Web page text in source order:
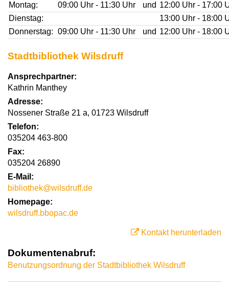
Montag: 09:00 Uhr - 11:30 Uhr und 12:00 Uhr - 17:00
Dienstag:
13:00 Uhr - 18:00
Donnerstag: 09:00 Uhr - 11:30 Uhr und 12:00 Uhr - 18:00
Stadtbibliothek Wilsdruff
Ansprechpartner:
Kathrin Manthey
Adresse:
Nossener Straße 21 a, 01723 Wilsdruff
Telefon:
035204 463-800
Fax:
035204 26890
E-Mail:
bibliothek@wilsdruff.de
Homepage:
wilsdruff.bbopac.de
Kontakt herunterladen
Dokumentenabruf:
Benutzungsordnung der Stadtbibliothek Wilsdruff